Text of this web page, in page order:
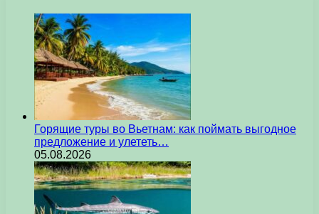
Горящие туры во Вьетнам: как поймать выгодное
предложение и улететь…
05.08.2026